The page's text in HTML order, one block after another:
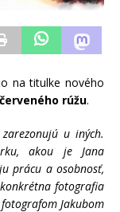
na titulke nového
rúžu.
u iných.
akou je Jana
prácu a osobnosť,
fotografia
Jakubom